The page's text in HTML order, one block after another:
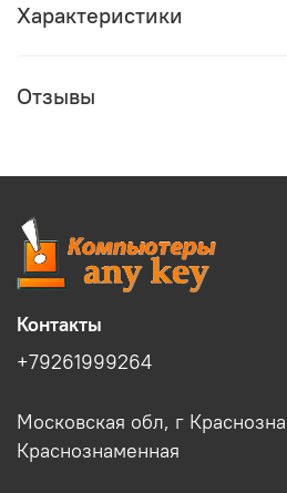
Характеристики
Отзывы
Контакты
+79261999264
Московская обл, г
Краснознаменная